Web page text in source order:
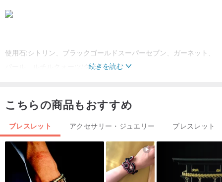
使用石:シトリン、ブラックゴールドスーパーセブン、ガーネット、
パール、ルチルクォーツ/タイチンルチル
シトリン|金運、商売運|Citrine
晶系:三方晶系 // 硬度:7 // チャクラ:太陽神経叢
「富の石」として知られ、知恵、喜び、富、友情、希望を象徴しま
す。感情が敏感な人には、緊張や罪悪感を和らげる効果があるとさ
れます。金運、特に偏財運を高め、ビジネスを行う人には、富のエ
続きを読む
こちらの商品もおすすめ
ブレスレット アクセサリー・ジュエリー ブレスレット